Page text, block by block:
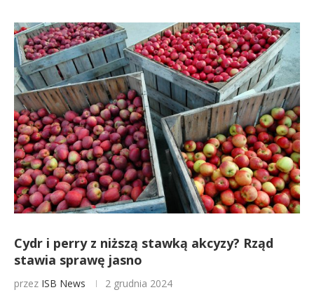
Cydr i perry z niższą stawką akcyzy? Rząd
stawia sprawę jasno
przez ISB News 2 grudnia 2024